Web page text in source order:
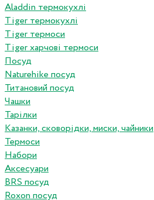
Aladdin термокухлі
Tiger термокухлі
Tiger термоси
Tiger харчові термоси
Посуд
Naturehike посуд
Титановий посуд
Чашки
Тарілки
Казанки, сковорідки, миски, чайники
Термоси
Набори
Аксесуари
BRS посуд
Roxon посуд